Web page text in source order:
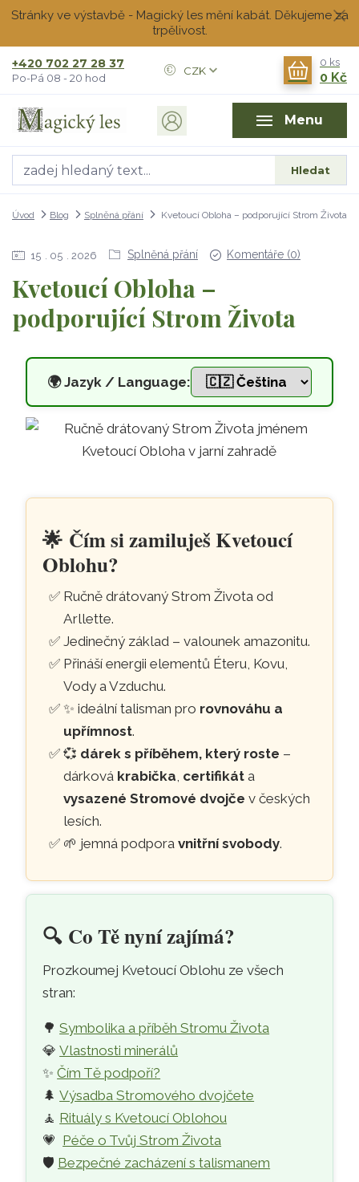
Stránky ve výstavbě - Magický les mění kabát. Děkujeme za
trpělivost.
Menu
CZK
Hledat
+420 702 27 28 37
Po-Pá 08 - 20 hod
0 ks
0 Kč
Úvod Blog Splněná přání Kvetoucí Obloha – podporující Strom Života
15 05 2026 Splněná přání Komentáře (0)
Kvetoucí Obloha –
podporující Strom Života
🌍Jazyk / Language:
Přeskočit na hlavní obsah
Drátovaný talisman na
🌟 Čím si zamiluješ Kvetoucí
Oblohu?
Ručně drátovaný Strom Života od
Arllette.
Jedinečný základ – valounek amazonitu.
Přináší energii elementů Éteru, Kovu,
Vody a Vzduchu.
✨ ideální talisman pro rovnováhu a
upřímnost.
💞 dárek s příběhem, který roste –
dárková krabička, certifikáta
vysazené Stromové dvojče v českých
lesích.
🌱 jemná podpora vnitřní svobody.
🔍️ Co Tě nyní zajímá?
Prozkoumej Kvetoucí Oblohu ze všech
stran:
🌳Symbolika a příběh Stromu Života
💎Vlastnosti minerálů
✨Čím Tě podpoří?
🌲Výsadba Stromového dvojčete
🧘 Rituály s Kvetoucí Oblohou
💗 Péče o Tvůj Strom Života
🛡️ Bezpečné zacházení s talismanem